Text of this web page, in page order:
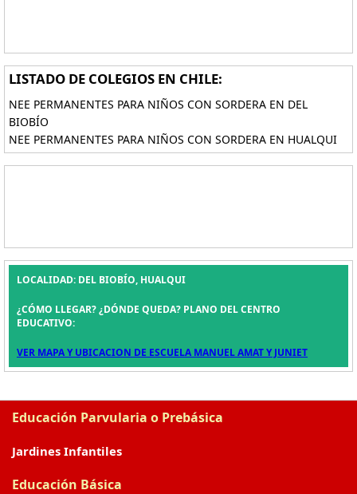
LISTADO DE COLEGIOS EN CHILE:
NEE PERMANENTES PARA NIÑOS CON SORDERA EN DEL
BIOBÍO
NEE PERMANENTES PARA NIÑOS CON SORDERA EN HUALQUI
LOCALIDAD: DEL BIOBÍO, HUALQUI
¿CÓMO LLEGAR? ¿DÓNDE QUEDA? PLANO DEL CENTRO
EDUCATIVO:
VER MAPA Y UBICACION DE ESCUELA MANUEL AMAT Y JUNIET
Educación Parvularia o Prebásica
Jardines Infantiles
Educación Básica